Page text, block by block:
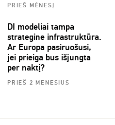
PRIEŠ MĖNESĮ
DI modeliai tampa
strategine infrastruktūra.
Ar Europa pasiruošusi,
jei prieiga bus išjungta
per naktį?
PRIEŠ 2 MĖNESIUS